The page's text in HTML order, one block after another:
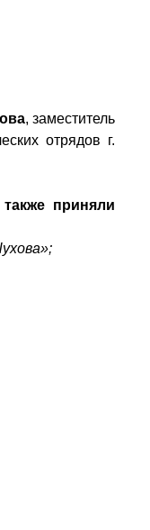
, заместитель
отрядов г.
приняли